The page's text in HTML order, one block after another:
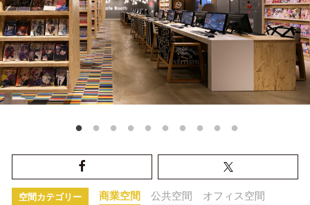
空間カテゴリー 商業空間 公共空間 オフィス空間